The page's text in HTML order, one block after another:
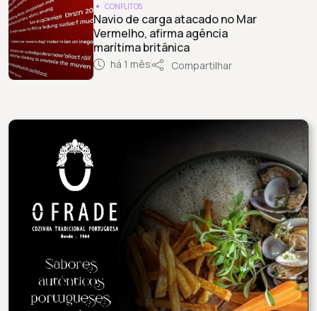
CONFLITOS
Navio de carga atacado no Mar
Vermelho, afirma agência
marítima britânica
há 1 mês Compartilhar